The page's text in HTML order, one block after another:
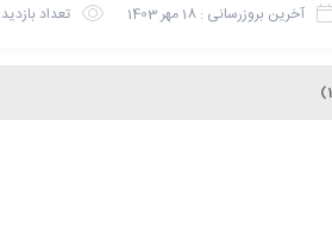
آخرین بروزرسانی : 18 مهر 1403 تعداد